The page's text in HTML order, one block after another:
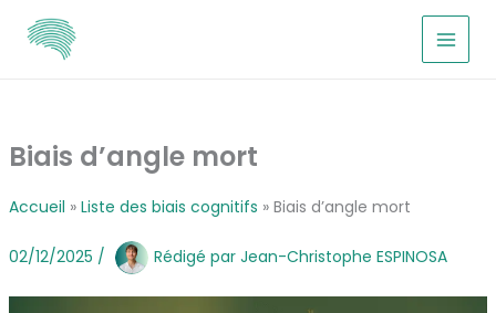
contenu
Biais d’angle mort
Accueil Liste des biais cognitifs Biais d’angle mort
02/12/2025 / Rédigé par Jean-Christophe ESPINOSA